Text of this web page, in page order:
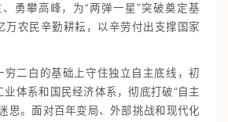
勇攀高峰，为“两弹一星”突破奠定基
万农民辛勤耕耘，以辛劳付出支撑国家
穷二白的基础上守住独立自主底线，初
体系和国民经济体系，彻底打破“自主
思。面对百年变局、外部挑战和现代化